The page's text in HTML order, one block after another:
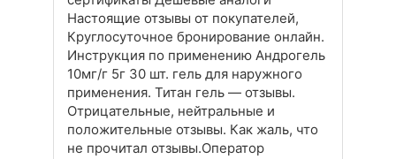
Настоящие отзывы от покупателей,
Круглосуточное бронирование онлайн.
Инструкция по применению Андрогель
10мг/г 5г 30 шт. гель для наружного
применения. Титан гель — отзывы.
Отрицательные, нейтральные и
положительные отзывы. Как жаль, что
не прочитал отзывы.Оператор